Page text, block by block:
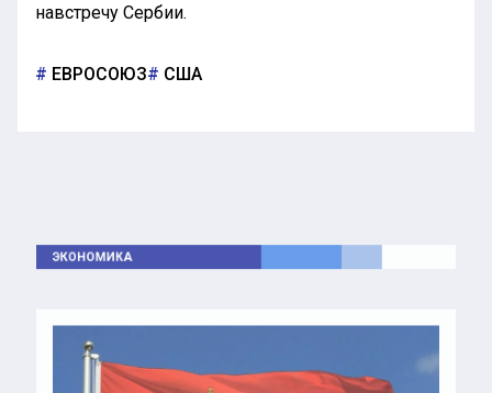
навстречу Сербии.
ЕВРОСОЮЗ США